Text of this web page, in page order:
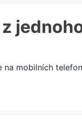
mobilních